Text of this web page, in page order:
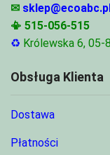
✉
📳 515-056-515
♻ Królewska 6, 05-
Obsługa Klienta
Dostawa
Płatności